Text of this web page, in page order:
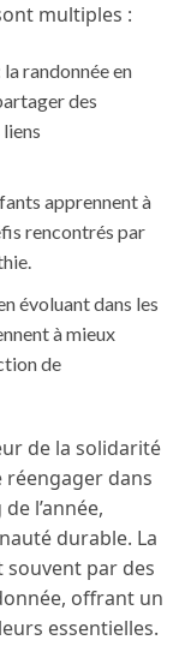
multiples :
la randonnée en
des
apprennent à
rencontrés par
évoluant dans les
à mieux
de
de la solidarité
dans
l’année,
durable. La
souvent par des
offrant un
essentielles.